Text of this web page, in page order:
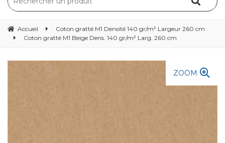
Accueil
Coton gratté M1 Densité 140 gr/m² Largeur 260 cm
Coton gratté M1 Beige Dens. 140 gr/m² Larg. 260 cm
ZOOM